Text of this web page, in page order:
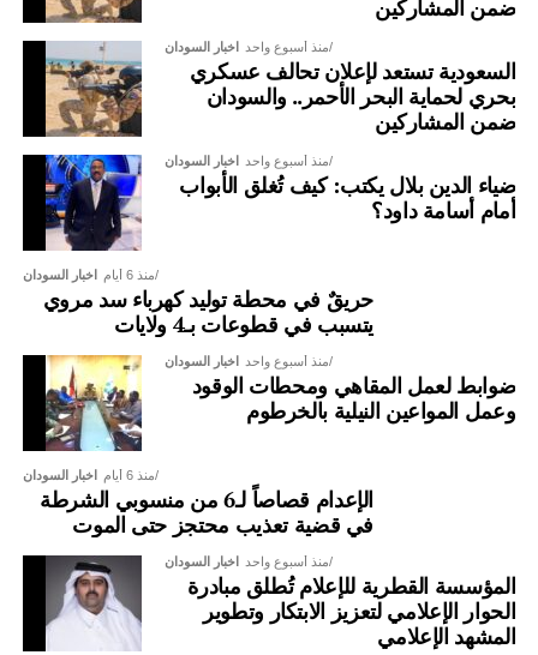
ضمن المشاركين
اخبار السودان منذ أسبوع واحد
السعودية تستعد لإعلان تحالف عسكري
بحري لحماية البحر الأحمر.. والسودان
ضمن المشاركين
اخبار السودان منذ أسبوع واحد
ضياء الدين بلال يكتب: كيف تُغلق الأبواب
أمام أسامة داود؟
اخبار السودان منذ 6 أيام
حريقٌ في محطة توليد كهرباء سد مروي
يتسبب في قطوعات بـ4 ولايات
اخبار السودان منذ أسبوع واحد
ضوابط لعمل المقاهي ومحطات الوقود
وعمل المواعين النيلية بالخرطوم
اخبار السودان منذ 6 أيام
الإعدام قصاصاً لـ6 من منسوبي الشرطة
في قضية تعذيب محتجز حتى الموت
اخبار السودان منذ أسبوع واحد
المؤسسة القطرية للإعلام تُطلق مبادرة
الحوار الإعلامي لتعزيز الابتكار وتطوير
المشهد الإعلامي